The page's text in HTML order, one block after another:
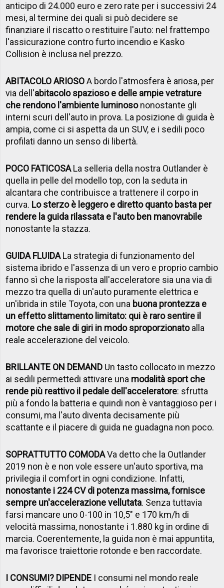
anticipo di 24.000 euro e zero rate per i successivi 24
mesi, al termine dei quali si può decidere se
finanziare il riscatto o restituire l'auto: nel frattempo
l'assicurazione contro furto incendio e Kasko
Collision è inclusa nel prezzo.
ABITACOLO ARIOSOA bordo l'atmosfera è ariosa, per
via dell'abitacolo spazioso e delle ampie vetrature
che rendono l'ambiente luminosononostante gli
interni scuri dell'auto in prova. La posizione di guida è
ampia, come ci si aspetta da un SUV, e i sedili poco
profilati danno un senso di libertà.
POCO FATICOSALa selleria della nostra Outlander è
quella in pelle del modello top, con la seduta in
alcantara che contribuisce a trattenere il corpo in
curva. Lo sterzo è leggero e diretto quanto basta per
rendere la guida rilassata e l'auto ben manovrabile
nonostante la stazza.
GUIDA FLUIDALa strategia di funzionamento del
sistema ibrido e l'assenza di un vero e proprio cambio
fanno sì che la risposta all'acceleratore sia una via di
mezzo tra quella di un'auto puramente elettrica e
un'ibrida in stile Toyota, con una buona prontezza e
un effetto slittamento limitato: qui è raro sentire il
motore che sale di giri in modo sproporzionatoalla
reale accelerazione del veicolo.
BRILLANTE ON DEMAND Un tasto collocato in mezzo
ai sedili permettedi attivare una modalità sport che
rende più reattivo il pedale dell'acceleratore: sfrutta
più a fondo la batteria e quindi non è vantaggioso per i
consumi, ma l'auto diventa decisamente più
scattante e il piacere di guida ne guadagna non poco.
SOPRATTUTTO COMODAVa detto che la Outlander
2019 non è e non vole essere un'auto sportiva, ma
privilegia il comfort in ogni condizione. Infatti,
nonostante i 224 CV di potenza massima, fornisce
sempre un'accelerazione vellutata. Senza tuttavia
farsi mancare uno 0-100 in 10,5" e 170 km/h di
velocità massima, nonostante i 1.880 kg in ordine di
marcia. Coerentemente, la guida non è mai appuntita,
ma favorisce traiettorie rotonde e ben raccordate.
I CONSUMI? DIPENDE I consumi nel mondo reale